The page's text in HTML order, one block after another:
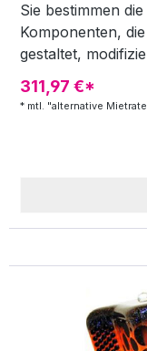
Sie bestimmen
Komponenten,
gestaltet,
Akkordeons
motiven, Tastatur
Gern erstellen
Töne, 70 Knöpfe
Diskantregister
9,5 kg Farbe:
311,97 €*
* mtl. "alternative